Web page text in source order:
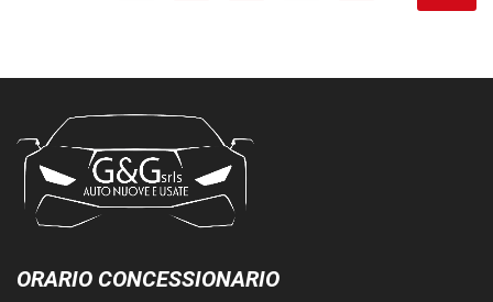
ORARIO CONCESSIONARIO